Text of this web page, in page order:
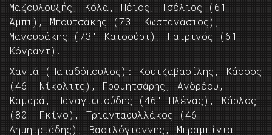
Μαζουλουξής, Κόλα, Πέιος, Τσέλιος (61′
Άμπι), Μπουτσάκης (73′ Κωστανάσιος),
Μανουσάκης (73′ Κατσούρι), Πατρινός (61′
Κόνραντ).
Χανιά (Παπαδόπουλος): Κουτζαβασίλης, Κάσσος
(46′ Νίκολιτς), Γρομητσάρης, Ανδρέου,
Καμαρά, Παναγιωτούδης (46′ Πλέγας), Κάρλος
(80′ Γκίνο), Τριανταφυλλάκος (46′
Δημητριάδης), Βασιλόγιαννης, Μπραμπίγια